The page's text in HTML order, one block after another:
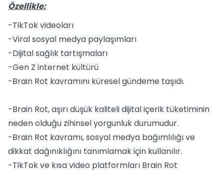
Özellikle:
-TikTok videoları
-Viral sosyal medya paylaşımları
-Dijital sağlık tartışmaları
-Gen Z internet kültürü
-Brain Rot kavramını küresel gündeme taşıdı.
-Brain Rot, aşırı düşük kaliteli dijital içerik tüketiminin
neden olduğu zihinsel yorgunluk durumudur.
-Brain Rot kavramı, sosyal medya bağımlılığı ve
dikkat dağınıklığını tanımlamak için kullanılır.
-TikTok ve kısa video platformları Brain Rot